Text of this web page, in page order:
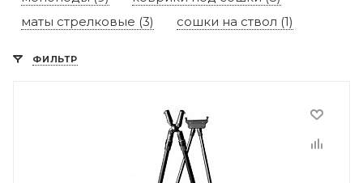
маты стрелковые (3)
сошки на ствол (1)
ФИЛЬТР